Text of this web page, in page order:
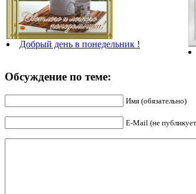
Добрый день в понедельник !
Обсуждение по теме:
Имя (обязательно)
E-Mail (не